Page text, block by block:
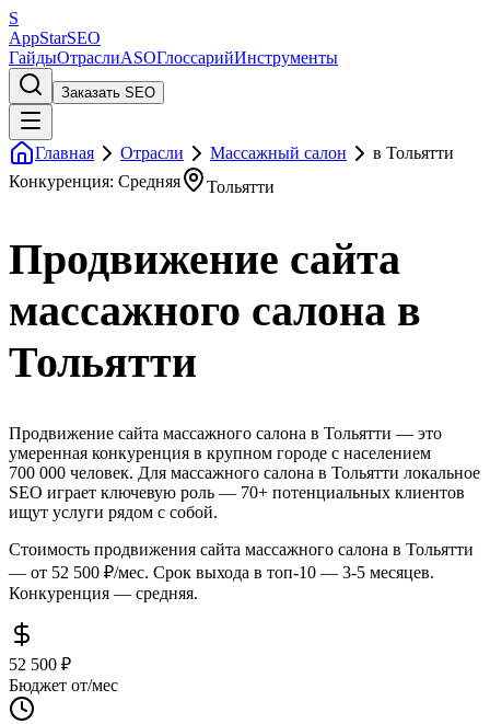
S
AppStarSEO
ГайдыОтраслиASOГлоссарийИнструменты
Заказать SEO
Главная Отрасли Массажный салон
в Тольятти
Конкуренция: Средняя
Тольятти
Продвижение сайта
массажного салона в
Тольятти
Продвижение сайта массажного салона в Тольятти — это
умеренная конкуренция в крупном городе с населением
700 000 человек. Для массажного салона в Тольятти локальное
SEO играет ключевую роль — 70+ потенциальных клиентов
ищут услуги рядом с собой.
Стоимость продвижения сайта массажного салона в Тольятти
— от 52 500 ₽/мес. Срок выхода в топ-10 — 3-5 месяцев.
Конкуренция — средняя.
52 500 ₽
Бюджет от/мес